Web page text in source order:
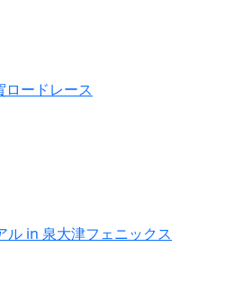
ロードレース
ル in 泉大津フェニックス